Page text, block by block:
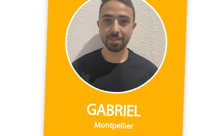
GABRIEL
Montpellier